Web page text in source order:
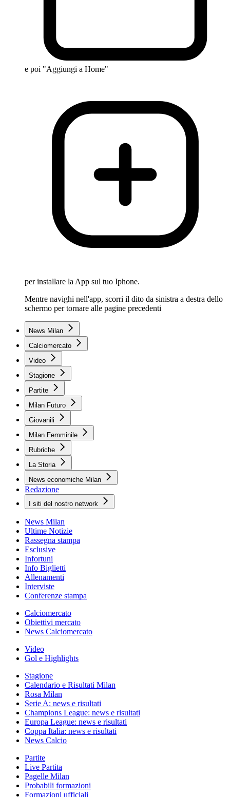
e poi "Aggiungi a Home"
per installare la App sul tuo Iphone.
Mentre navighi nell'app, scorri il dito da sinistra a destra dello
schermo per tornare alle pagine precedenti
News Milan
Calciomercato
Video
Stagione
Partite
Milan Futuro
Giovanili
Milan Femminile
Rubriche
La Storia
News economiche Milan
Redazione
I siti del nostro network
News Milan
Ultime Notizie
Rassegna stampa
Esclusive
Infortuni
Info Biglietti
Allenamenti
Interviste
Conferenze stampa
Calciomercato
Obiettivi mercato
News Calciomercato
Video
Gol e Highlights
Stagione
Calendario e Risultati Milan
Rosa Milan
Serie A: news e risultati
Champions League: news e risultati
Europa League: news e risultati
Coppa Italia: news e risultati
News Calcio
Partite
Live Partita
Pagelle Milan
Probabili formazioni
Formazioni ufficiali